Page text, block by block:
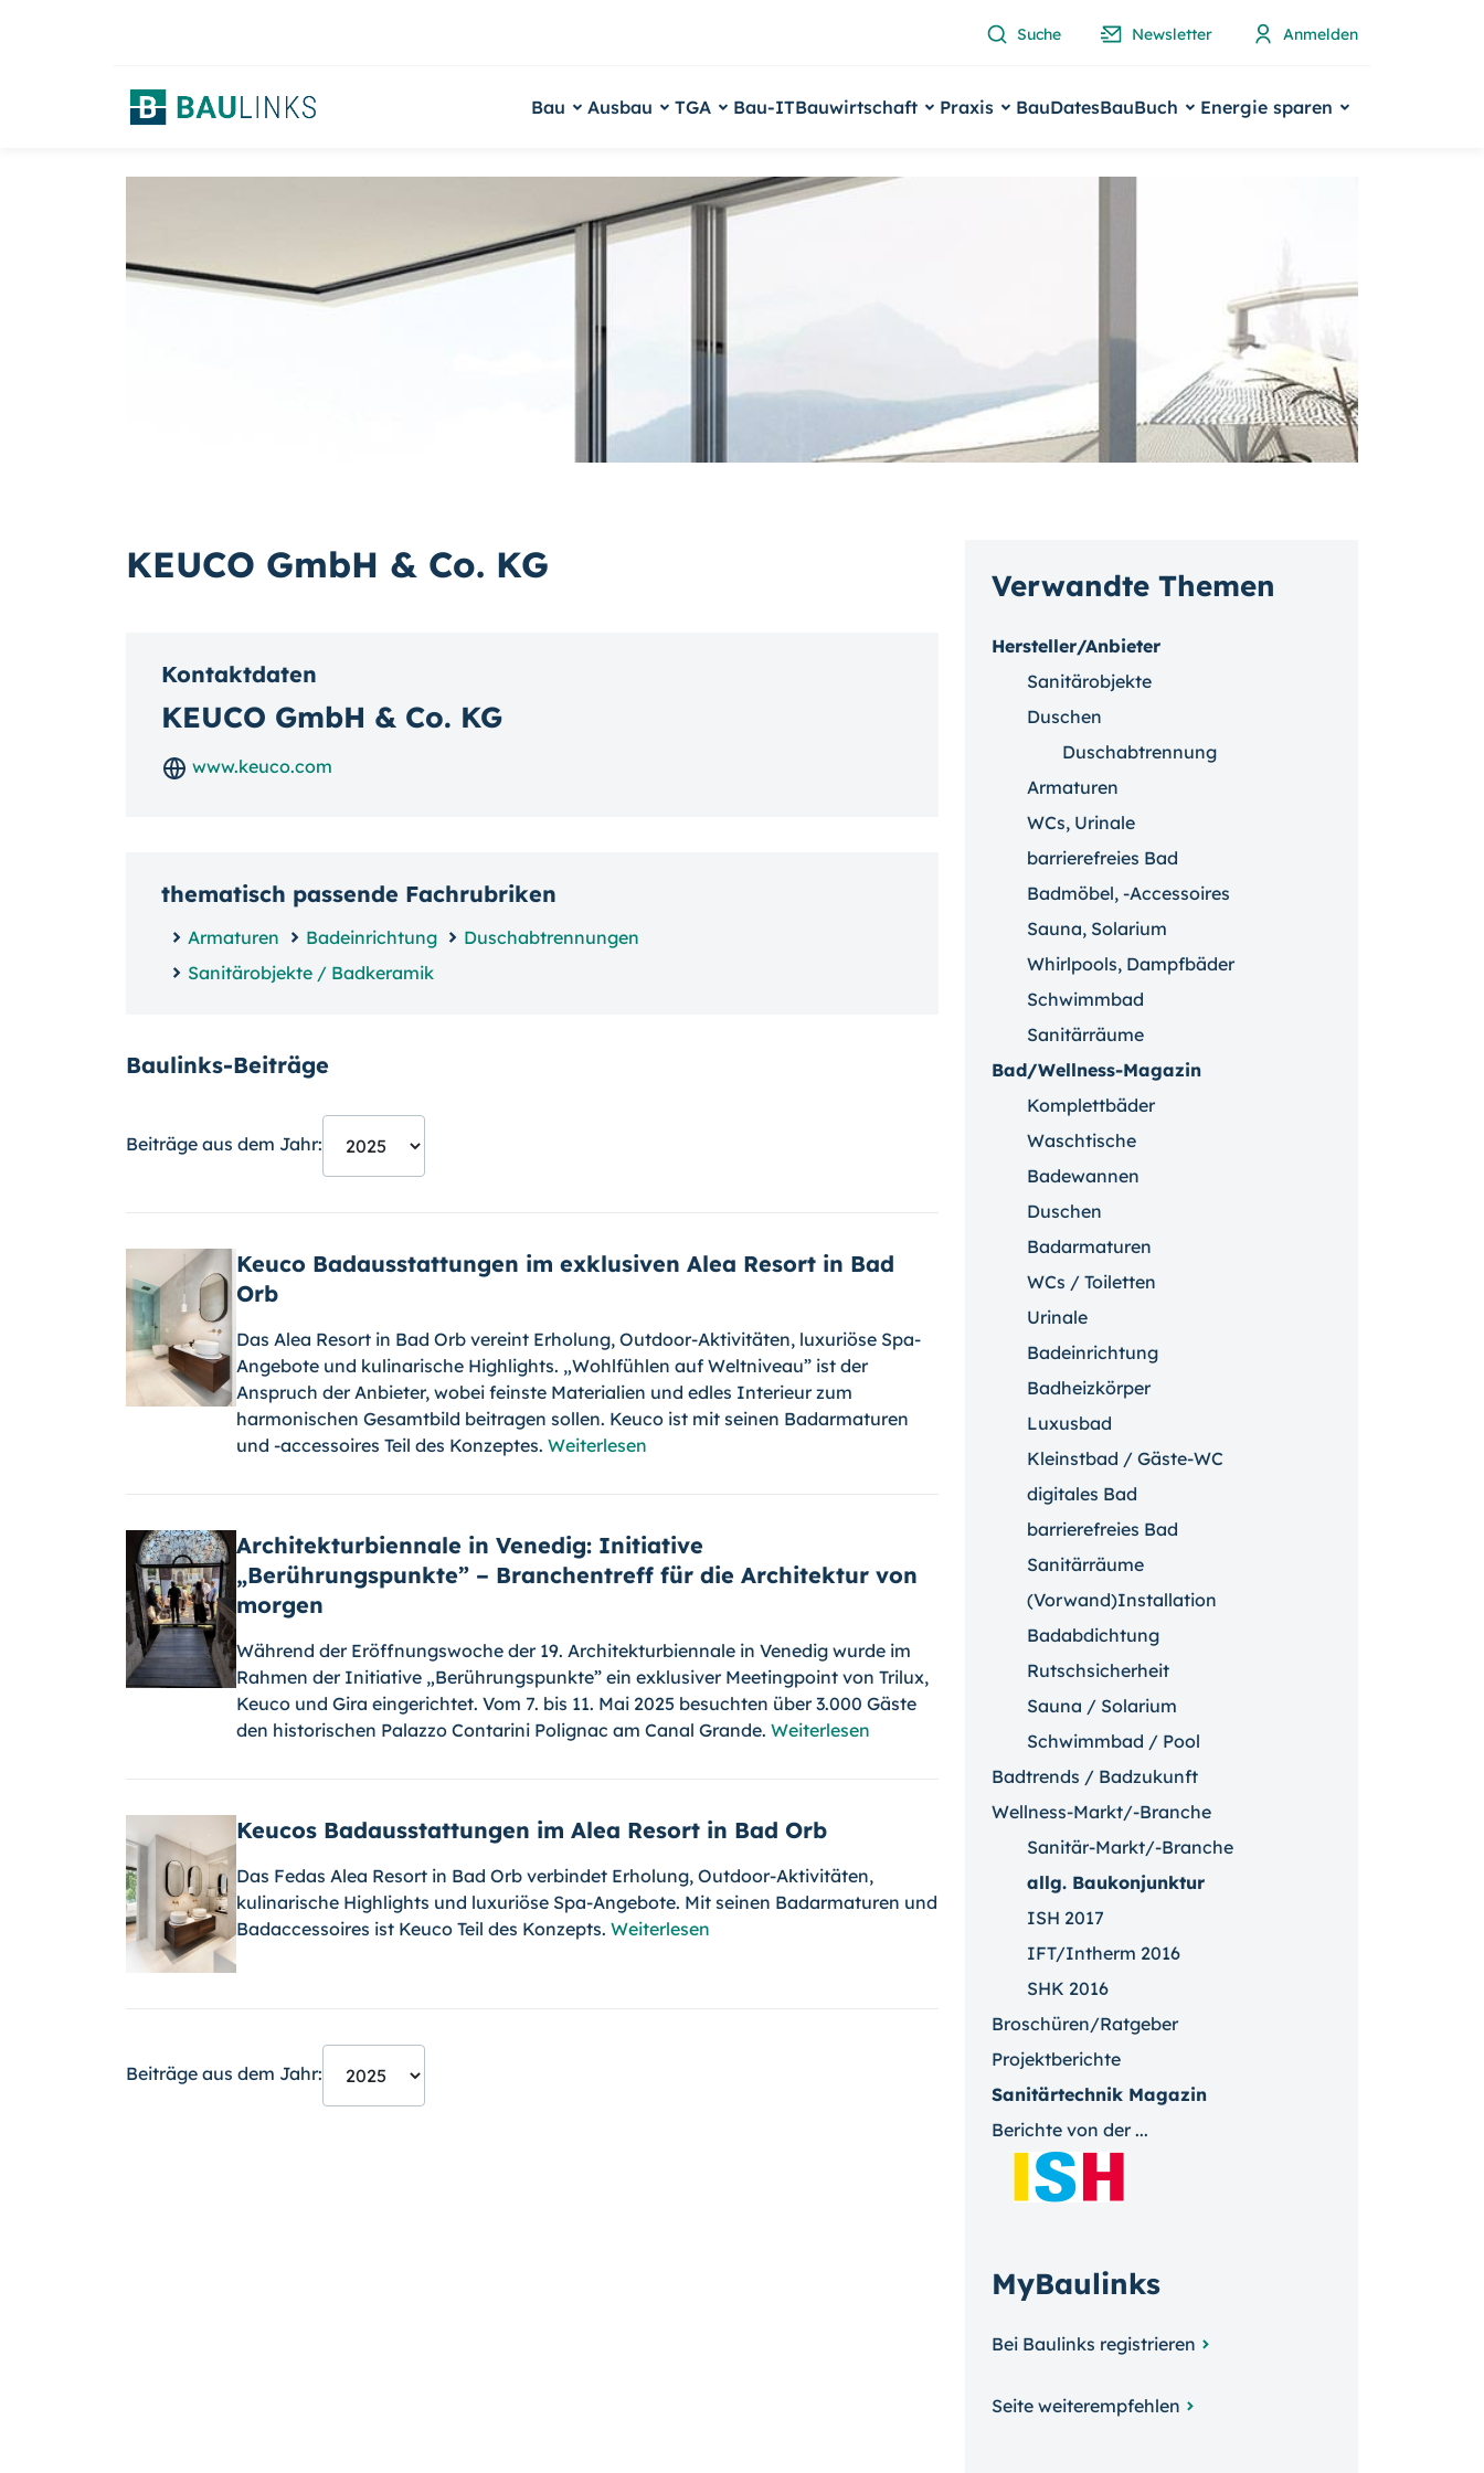
Suche Newsletter Anmelden
Bau Ausbau TGA Bau-ITBauwirtschaft Praxis BauDatesBauBuch Energie sparen
KEUCO GmbH & Co. KG
Kontaktdaten
KEUCO GmbH & Co. KG
www.keuco.com
thematisch passende Fachrubriken
Armaturen Badeinrichtung
Duschabtrennungen
Sanitärobjekte / Badkeramik
Baulinks-Beiträge
Beiträge aus dem Jahr:
Keuco Badausstattungen im exklusiven Alea Resort in Bad
Orb
Das Alea Resort in Bad Orb vereint Erholung, Outdoor-Aktivitäten, luxuriöse Spa-
Angebote und kulinarische Highlights. „Wohlfühlen auf Weltniveau” ist der
Anspruch der Anbieter, wobei feinste Materialien und edles Interieur zum
harmonischen Gesamtbild beitragen sollen. Keuco ist mit seinen Badarmaturen
und -accessoires Teil des Konzeptes. Weiterlesen
Architekturbiennale in Venedig: Initiative
„Berührungspunkte” – Branchentreff für die Architektur von
morgen
Während der Eröffnungswoche der 19. Architekturbiennale in Venedig wurde im
Rahmen der Initiative „Berührungspunkte” ein exklusiver Meetingpoint von Trilux,
Keuco und Gira eingerichtet. Vom 7. bis 11. Mai 2025 besuchten über 3.000 Gäste
den historischen Palazzo Contarini Polignac am Canal Grande. Weiterlesen
Keucos Badausstattungen im Alea Resort in Bad Orb
Das Fedas Alea Resort in Bad Orb verbindet Erholung, Outdoor-Aktivitäten,
kulinarische Highlights und luxuriöse Spa-Angebote. Mit seinen Badarmaturen und
Badaccessoires ist Keuco Teil des Konzepts. Weiterlesen
Beiträge aus dem Jahr:
Verwandte Themen
Hersteller/Anbieter
Sanitärobjekte
Duschen
Duschabtrennung
Armaturen
WCs, Urinale
barrierefreies Bad
Badmöbel, -Accessoires
Sauna, Solarium
Whirlpools, Dampfbäder
Schwimmbad
Sanitärräume
Bad/Wellness-Magazin
Komplettbäder
Waschtische
Badewannen
Duschen
Badarmaturen
WCs / Toiletten
Urinale
Badeinrichtung
Badheizkörper
Luxusbad
Kleinstbad / Gäste-WC
digitales Bad
barrierefreies Bad
Sanitärräume
(Vorwand)Installation
Badabdichtung
Rutschsicherheit
Sauna / Solarium
Schwimmbad / Pool
Badtrends / Badzukunft
Wellness-Markt/-Branche
Sanitär-Markt/-Branche
allg. Baukonjunktur
ISH 2017
IFT/Intherm 2016
SHK 2016
Broschüren/Ratgeber
Projektberichte
Sanitärtechnik Magazin
Berichte von der ...
MyBaulinks
Bei Baulinks registrieren
Seite weiterempfehlen